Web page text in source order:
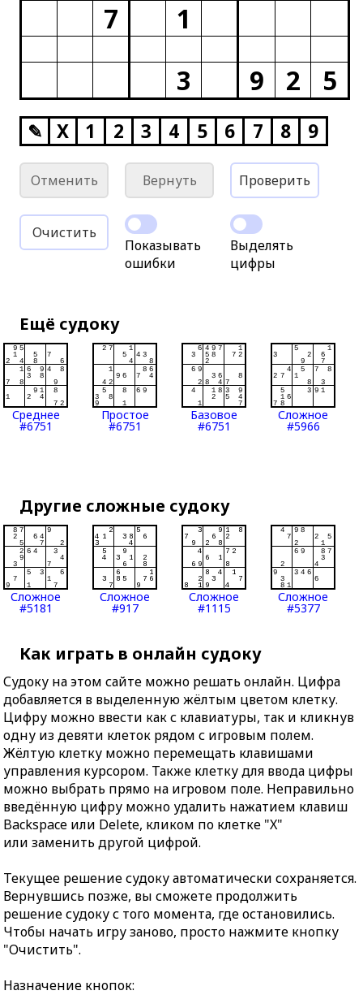
7
1
3
9 2 5
✎ X 1 2 3 4 5 6 7 8 9
Отменить Вернуть Проверить
Очистить
Показывать
ошибки
Выделять
цифры
Ещё судоку
Среднее
#6751
Простое
#6751
Базовое
#6751
Сложное
#5966
Другие сложные судоку
Сложное
#5181
Сложное
#917
Сложное
#1115
Сложное
#5377
Как играть в онлайн судоку
Судоку на этом сайте можно решать онлайн. Цифра
добавляется в выделенную жёлтым цветом клетку.
Цифру можно ввести как с клавиатуры, так и кликнув
одну из девяти клеток рядом с игровым полем.
Жёлтую клетку можно перемещать клавишами
управления курсором. Также клетку для ввода цифры
можно выбрать прямо на игровом поле. Неправильно
введённую цифру можно удалить нажатием клавиш
Backspace или Delete, кликом по клетке "X"
или заменить другой цифрой.
Текущее решение судоку автоматически сохраняется.
Вернувшись позже, вы сможете продолжить
решение судоку с того момента, где остановились.
Чтобы начать игру заново, просто нажмите кнопку
"Очистить".
Назначение кнопок: